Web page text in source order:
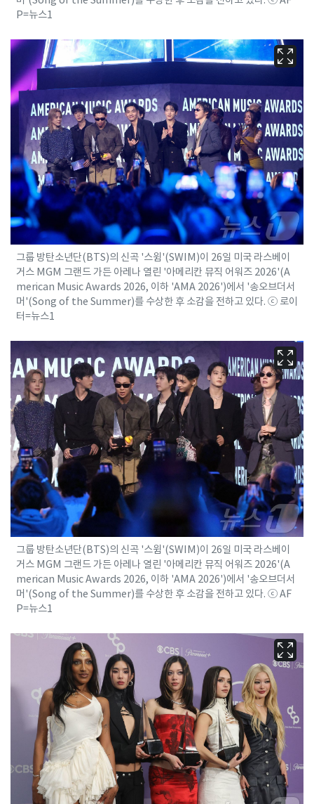
P=뉴스1
그룹 방탄소년단(BTS)의 신곡 '스윔'(SWIM)이 26일 미국 라스베이
거스 MGM 그랜드 가든 아레나 열린 '아메리칸 뮤직 어워즈 2026'(A
merican Music Awards 2026, 이하 'AMA 2026')에서 '송오브더서
머'(Song of the Summer)를 수상한 후 소감을 전하고 있다. ⓒ 로이
터=뉴스1
그룹 방탄소년단(BTS)의 신곡 '스윔'(SWIM)이 26일 미국 라스베이
거스 MGM 그랜드 가든 아레나 열린 '아메리칸 뮤직 어워즈 2026'(A
merican Music Awards 2026, 이하 'AMA 2026')에서 '송오브더서
머'(Song of the Summer)를 수상한 후 소감을 전하고 있다. ⓒ AF
P=뉴스1